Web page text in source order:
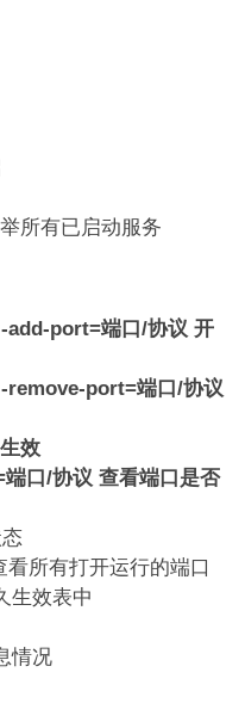
所有已启动服务
port=端口/协议 开
port=端口/协议
效
口/协议 查看端口是否
所有打开运行的端口
生效表中
情况